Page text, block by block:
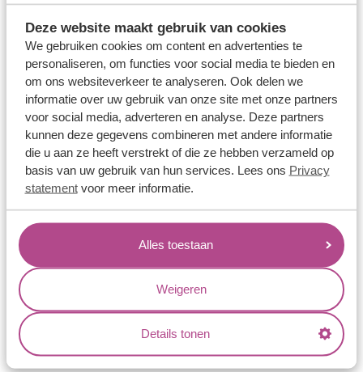
Deze website maakt gebruik van cookies
We gebruiken cookies om content en advertenties te
personaliseren, om functies voor social media te bieden en
om ons websiteverkeer te analyseren. Ook delen we
informatie over uw gebruik van onze site met onze partners
voor social media, adverteren en analyse. Deze partners
kunnen deze gegevens combineren met andere informatie
die u aan ze heeft verstrekt of die ze hebben verzameld op
basis van uw gebruik van hun services. Lees ons Privacy
statementvoor meer informatie.
Alles toestaan
Weigeren
Details tonen
Memoireringen
Verlovingsringen
Vriendschapsringen
Over ons
Aller Spanninga
Historie
Certificaten
Jouw voordelen
Conflictvrije Materialen
Oneindig veel mogelijkheden
Kwaliteit
Juweliers & Contact